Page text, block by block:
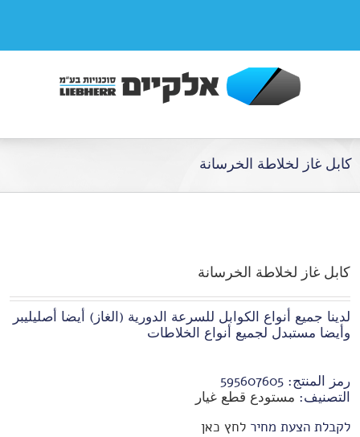
كابل غاز لخلاطة الخرسانة
كابل غاز لخلاطة الخرسانة
لدينا جميع أنواع الكوابل للسرعة الدورية (الغاز) أيضا أصليليبر
وأيضا مستبدل لجميع أنواع الخلاطات
رمز المنتج: 595607605
التصنيف: مستودع قطع غيار
לקבלת הצעת מחיר לחץ כאן